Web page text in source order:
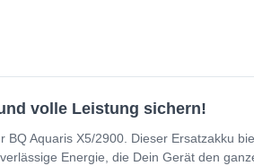
volle Leistung sichern!
Aquaris X5/2900. Dieser Ersatzakku
Energie, die Dein Gerät den